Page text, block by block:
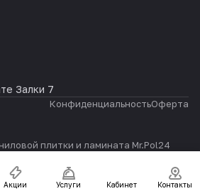
Акции Услуги Кабинет Контакты
Залки 7
КонфиденциальностьОферта
плитки и ламината Mr.Pol24